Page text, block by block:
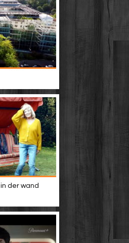
der wand